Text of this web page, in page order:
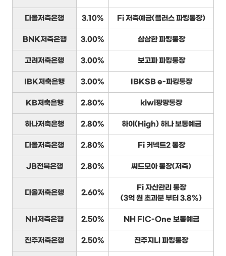
다올저축은행 3.10% Fi 저축예금(플러스 파킹통장)
BNK저축은행 3.00% 삼삼한 파킹통장
고려저축은행 3.00% 보고파 파킹통장
IBK저축은행 3.00% IBKSB e-파킹통장
KB저축은행 2.80% kiwi팡팡통장
하나저축은행 2.80% 하이(High) 하나 보통예금
다올저축은행 2.80% Fi 커넥트2 통장
JB전북은행 2.80% 씨드모아 통장(저축)
다올저축은행 2.60%
Fi 자산관리 통장
(3억 원 초과분 부터 3.8%)
NH저축은행 2.50% NH FIC-One 보통예금
진주저축은행 2.50% 진주지니 파킹통장